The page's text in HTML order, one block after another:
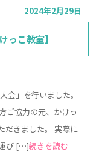
2024年2月29日
っこ教室】
会」を行いました。
ご協力の元、かけっ
だきました。 実際に
び […]続きを読む